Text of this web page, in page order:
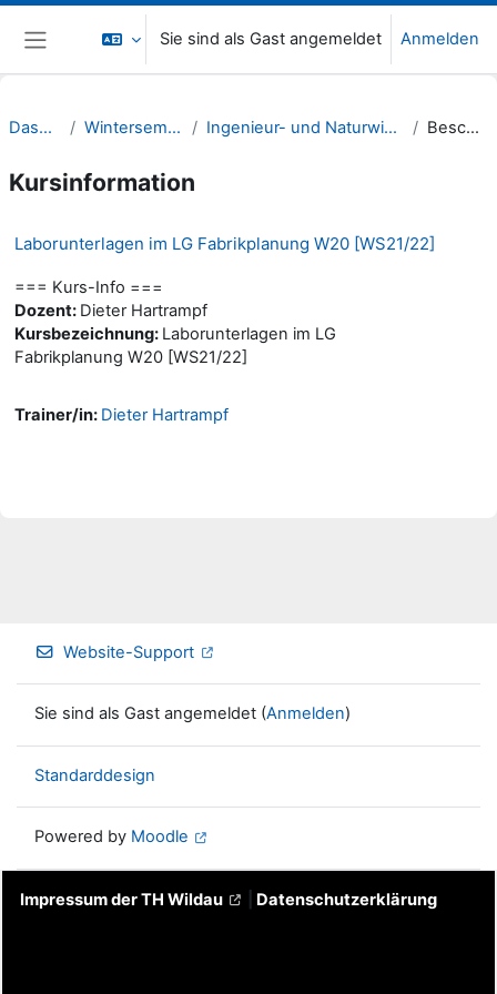
Zum Hauptinhalt
Website-Übersicht
Sie sind als Gast angemeldet Anmelden
Dashboard Wintersemester 21/22 Ingenieur- und Naturwissenschaften (INW) Beschreibung
Kursinformation
Laborunterlagen im LG Fabrikplanung W20 [WS21/22]
=== Kurs-Info ===
Dozent: Dieter Hartrampf
Kursbezeichnung: Laborunterlagen im LG
Fabrikplanung W20 [WS21/22]
Trainer/in: Dieter Hartrampf
Website-Support
Sie sind als Gast angemeldet (Anmelden)
Standarddesign
Powered by Moodle
Impressum der TH Wildau Datenschutzerklärung